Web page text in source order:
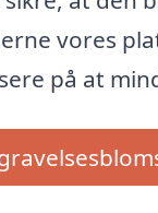
vores
på at